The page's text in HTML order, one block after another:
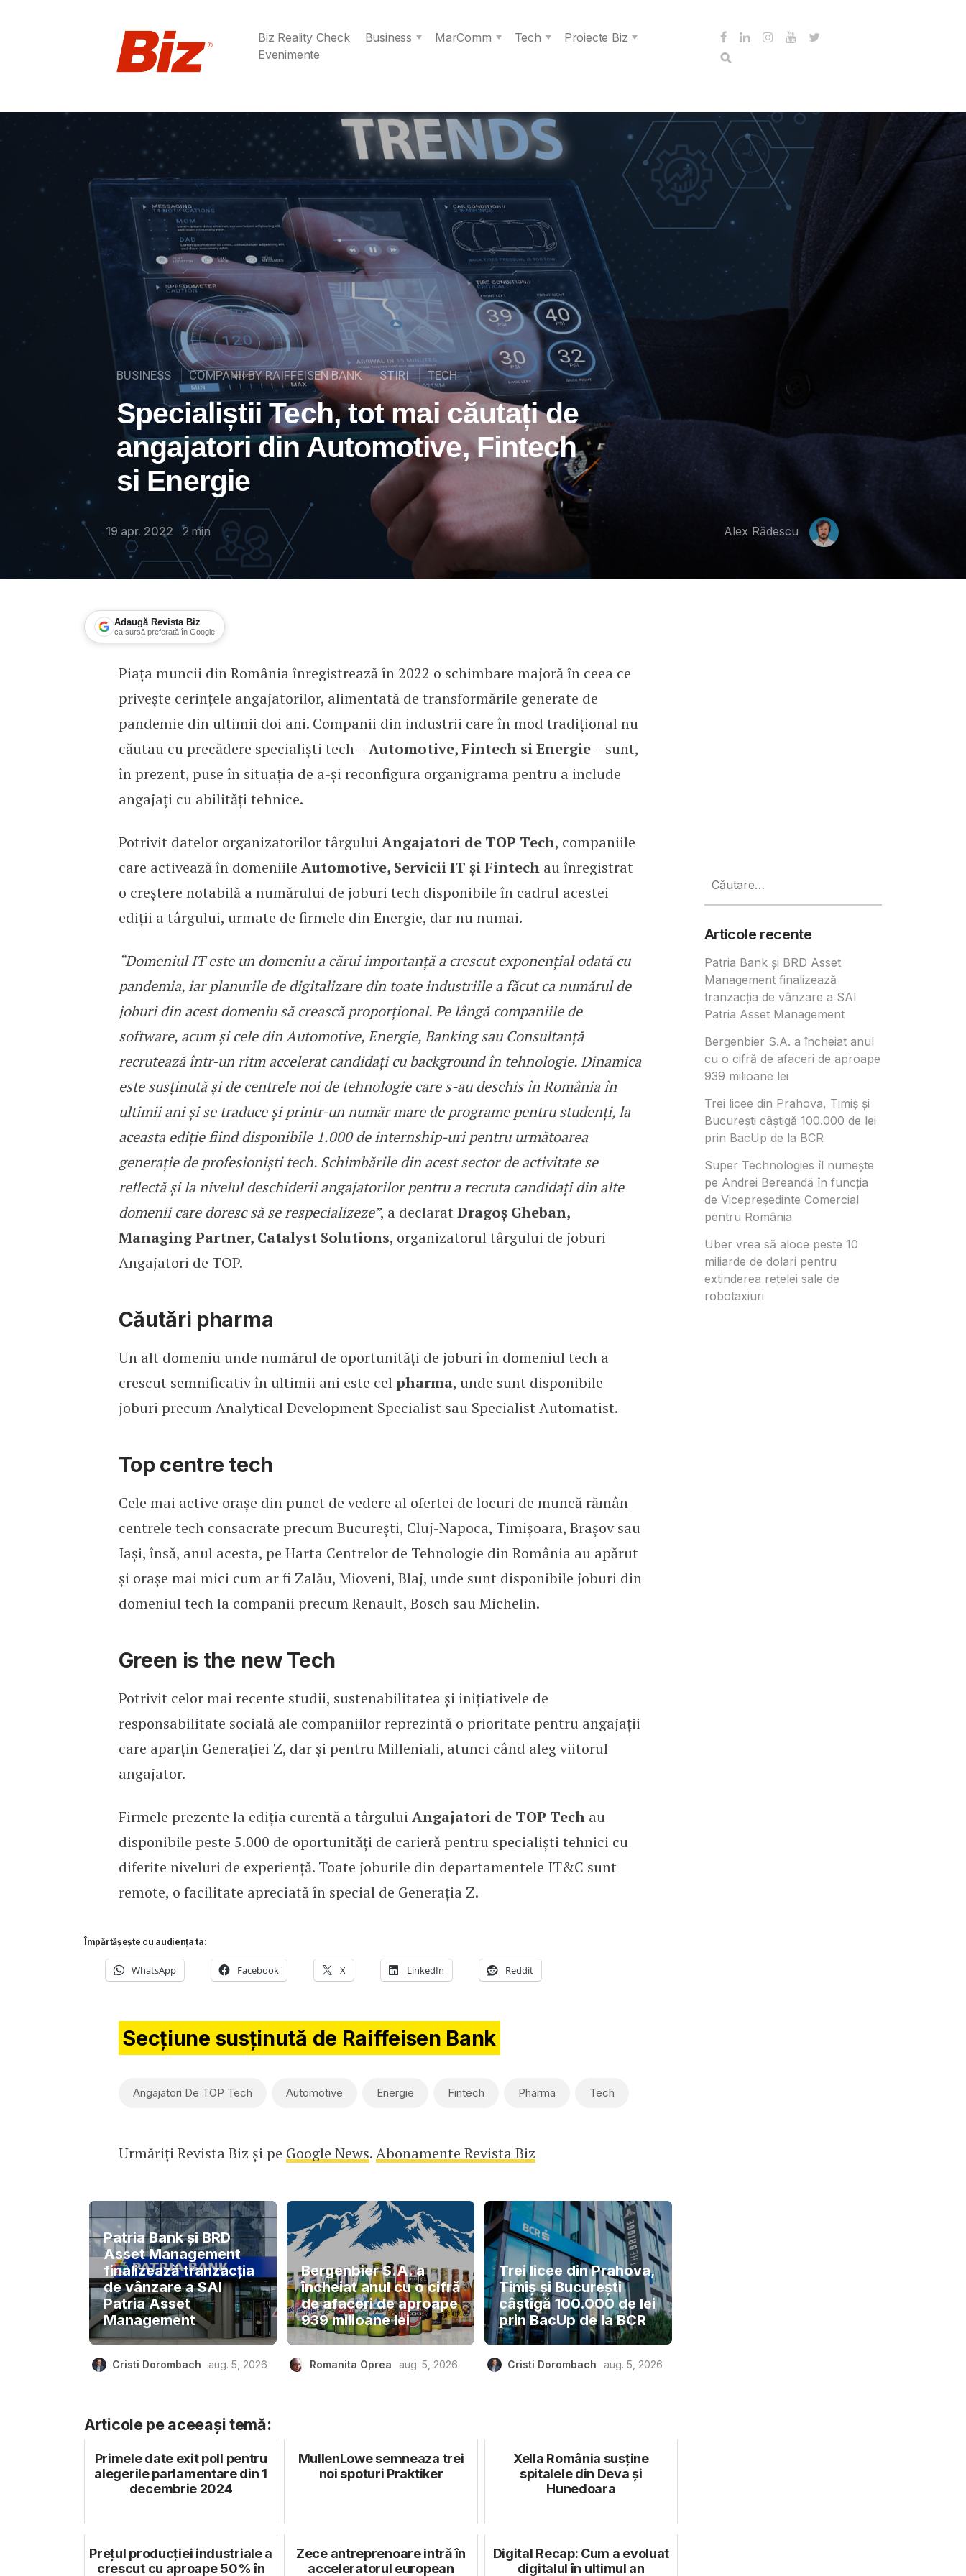
Biz Reality Check Business MarComm Tech
Proiecte Biz
Evenimente
BUSINESS COMPANII BY RAIFFEISEN BANK STIRI TECH
Specialiștii Tech, tot mai căutați de
angajatori din Automotive, Fintech
si Energie
19 apr. 2022 2 min Alex Rădescu
Adaugă Revista Biz
ca sursă preferată în Google
Specialiștii Tech, tot mai căutați de angajatori din Automotive, Fintech si Energie
Piața muncii din România înregistrează în 2022 o schimbare majoră în ceea ce
privește cerințele angajatorilor, alimentată de transformările generate de
pandemie din ultimii doi ani. Companii din industrii care în mod tradițional nu
căutau cu precădere specialiști tech –Automotive, Fintech si Energie– sunt,
în prezent, puse în situația de a-și reconfigura organigrama pentru a include
angajați cu abilități tehnice.
Potrivit datelor organizatorilor târgului Angajatori de TOP Tech, companiile
care activează în domeniile Automotive, Servicii IT și Fintech au înregistrat
o creștere notabilă a numărului de joburi tech disponibile în cadrul acestei
ediții a târgului, urmate de firmele din Energie, dar nu numai.
“Domeniul IT este un domeniu a cărui importanță a crescut exponențial odată cu
pandemia, iar planurile de digitalizare din toate industriile a făcut ca numărul de
joburi din acest domeniu să crească proporțional. Pe lângă companiile de
software, acum și cele din Automotive, Energie, Banking sau Consultanță
recrutează într-un ritm accelerat candidați cu background în tehnologie. Dinamica
este susținută și de centrele noi de tehnologie care s-au deschis în România în
ultimii ani și se traduce și printr-un număr mare de programe pentru studenți, la
aceasta ediție fiind disponibile 1.000 de internship-uri pentru următoarea
generație de profesioniști tech. Schimbările din acest sector de activitate se
reflectă și la nivelul deschiderii angajatorilor pentru a recruta candidați din alte
domenii care doresc să se respecializeze”, a declarat Dragoș Gheban,
Managing Partner, Catalyst Solutions, organizatorul târgului de joburi
Angajatori de TOP.
Căutări pharma
Un alt domeniu unde numărul de oportunități de joburi în domeniul tech a
crescut semnificativ în ultimii ani este celpharma, unde sunt disponibile
joburi precum Analytical Development Specialist sau Specialist Automatist.
Top centre tech
Cele mai active orașe din punct de vedere al ofertei de locuri de muncă rămân
centrele tech consacrate precum București, Cluj-Napoca, Timișoara, Brașov sau
Iași, însă, anul acesta, pe Harta Centrelor de Tehnologie din România au apărut
și orașe mai mici cum ar fi Zalău, Mioveni, Blaj, unde sunt disponibile joburi din
domeniul tech la companii precum Renault, Bosch sau Michelin.
Green is the new Tech
Potrivit celor mai recente studii, sustenabilitatea și inițiativele de
responsabilitate socială ale companiilor reprezintă o prioritate pentru angajații
care aparțin Generației Z, dar și pentru Milleniali, atunci când aleg viitorul
angajator.
Firmele prezente la ediția curentă a târgului Angajatori de TOP Techau
disponibile peste 5.000 de oportunități de carieră pentru specialiști tehnici cu
diferite niveluri de experiență. Toate joburile din departamentele IT&C sunt
remote, o facilitate apreciată în special de Generația Z.
Împărtășește cu audiența ta:
WhatsApp Facebook X LinkedIn Reddit
Secțiune susținută de Raiffeisen Bank
Angajatori De TOP Tech Automotive Energie Fintech Pharma Tech
Urmăriți Revista Biz și pe Google News.Abonamente Revista Biz
Patria Bank și BRD
Asset Management
finalizează tranzacția
de vânzare a SAI
Patria Asset
Management
Cristi Dorombach aug. 5, 2026
Bergenbier S.A. a
încheiat anul cu o cifră
de afaceri de aproape
939 milioane lei
Romanita Oprea aug. 5, 2026
Trei licee din Prahova,
Timiș și București
câștigă 100.000 de lei
prin BacUp de la BCR
Cristi Dorombach aug. 5, 2026
Articole pe aceeași temă:
Primele date exit poll pentru
alegerile parlamentare din 1
decembrie 2024
MullenLowe semneaza trei
noi spoturi Praktiker
Xella România susține
spitalele din Deva și
Hunedoara
Prețul producției industriale a
crescut cu aproape 50% în
Zece antreprenoare intră în
acceleratorul european
Digital Recap: Cum a evoluat
digitalul în ultimul an
după:
Articole recente
Patria Bank și BRD Asset
Management finalizează
tranzacția de vânzare a SAI
Patria Asset Management
Bergenbier S.A. a încheiat anul
cu o cifră de afaceri de aproape
939 milioane lei
Trei licee din Prahova, Timiș și
București câștigă 100.000 de lei
prin BacUp de la BCR
Super Technologies îl numește
pe Andrei Bereandă în funcția
de Vicepreședinte Comercial
pentru România
Uber vrea să aloce peste 10
miliarde de dolari pentru
extinderea rețelei sale de
robotaxiuri